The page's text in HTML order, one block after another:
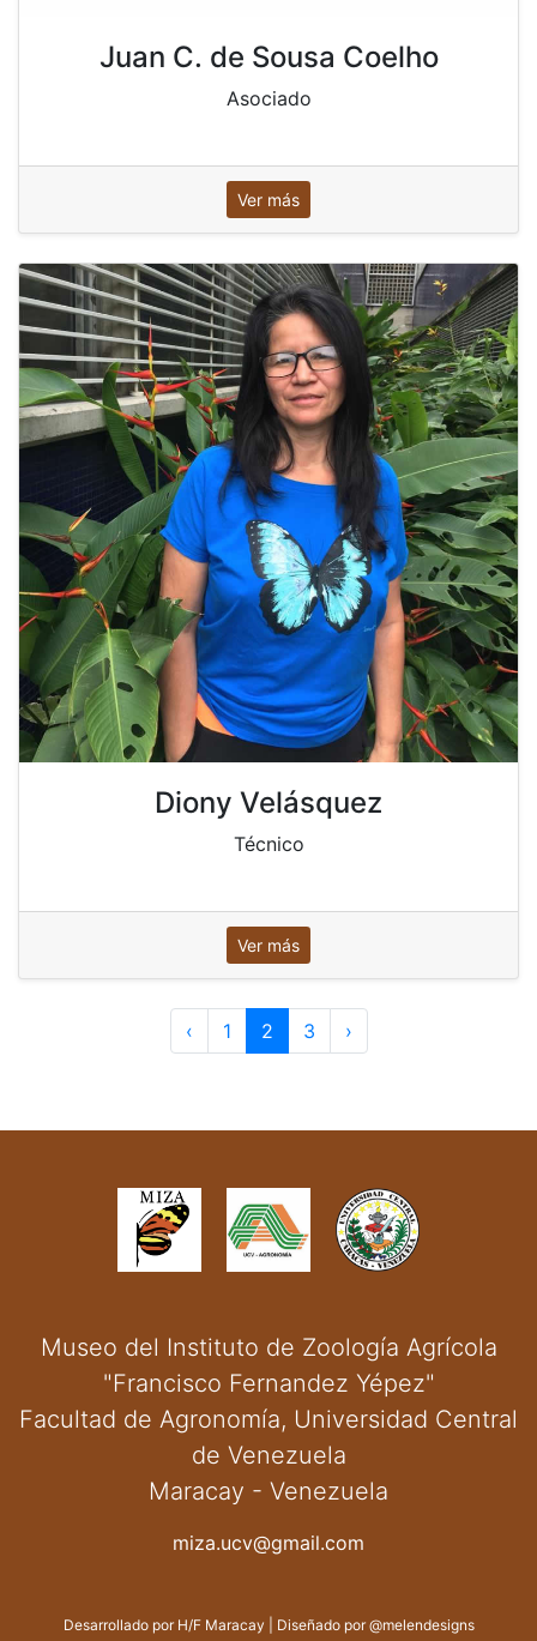
Juan C. de Sousa Coelho
Asociado
Ver más
Diony Velásquez
Técnico
Ver más
‹ 1 2 3 ›
Museo del Instituto de Zoología Agrícola
"Francisco Fernandez Yépez"
Facultad de Agronomía, Universidad Central
de Venezuela
Maracay - Venezuela
miza.ucv@gmail.com
Desarrollado por H/F Maracay | Diseñado por@melendesigns